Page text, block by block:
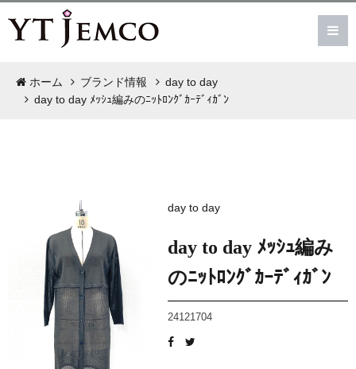
ホーム ブランド情報
day to day
day to day ﾒｯｼｭ編みのﾆｯﾄﾛﾝｸﾞｶｰﾃﾞｨｶﾞﾝ
day to day
day to day ﾒｯｼｭ編み
のﾆｯﾄﾛﾝｸﾞｶｰﾃﾞｨｶﾞﾝ
24121704